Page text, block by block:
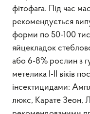
фітофага. Під час
рекомендується
форми по 50-100
яйцекладок
або 6-8% рослин з
метелика I-II віків
інсектицидами:
люкс, Карате Зеон,